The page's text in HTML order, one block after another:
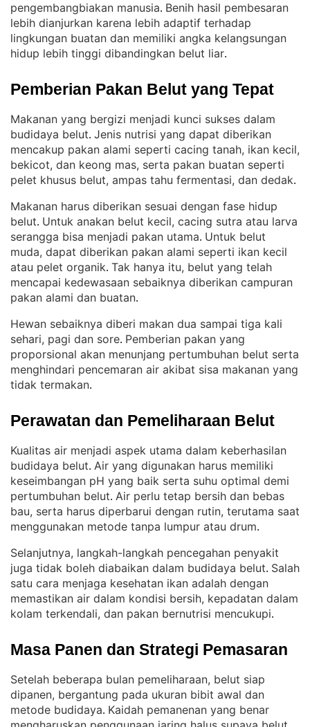
pengembangbiakan manusia. Benih hasil pembesaran
lebih dianjurkan karena lebih adaptif terhadap
lingkungan buatan dan memiliki angka kelangsungan
hidup lebih tinggi dibandingkan belut liar.
Pemberian Pakan Belut yang Tepat
Makanan yang bergizi menjadi kunci sukses dalam
budidaya belut. Jenis nutrisi yang dapat diberikan
mencakup pakan alami seperti cacing tanah, ikan kecil,
bekicot, dan keong mas, serta pakan buatan seperti
pelet khusus belut, ampas tahu fermentasi, dan dedak.
Makanan harus diberikan sesuai dengan fase hidup
belut. Untuk anakan belut kecil, cacing sutra atau larva
serangga bisa menjadi pakan utama. Untuk belut
muda, dapat diberikan pakan alami seperti ikan kecil
atau pelet organik. Tak hanya itu, belut yang telah
mencapai kedewasaan sebaiknya diberikan campuran
pakan alami dan buatan.
Hewan sebaiknya diberi makan dua sampai tiga kali
sehari, pagi dan sore. Pemberian pakan yang
proporsional akan menunjang pertumbuhan belut serta
menghindari pencemaran air akibat sisa makanan yang
tidak termakan.
Perawatan dan Pemeliharaan Belut
Kualitas air menjadi aspek utama dalam keberhasilan
budidaya belut. Air yang digunakan harus memiliki
keseimbangan pH yang baik serta suhu optimal demi
pertumbuhan belut. Air perlu tetap bersih dan bebas
bau, serta harus diperbarui dengan rutin, terutama saat
menggunakan metode tanpa lumpur atau drum.
Selanjutnya, langkah-langkah pencegahan penyakit
juga tidak boleh diabaikan dalam budidaya belut. Salah
satu cara menjaga kesehatan ikan adalah dengan
memastikan air dalam kondisi bersih, kepadatan dalam
kolam terkendali, dan pakan bernutrisi mencukupi.
Masa Panen dan Strategi Pemasaran
Setelah beberapa bulan pemeliharaan, belut siap
dipanen, bergantung pada ukuran bibit awal dan
metode budidaya. Kaidah pemanenan yang benar